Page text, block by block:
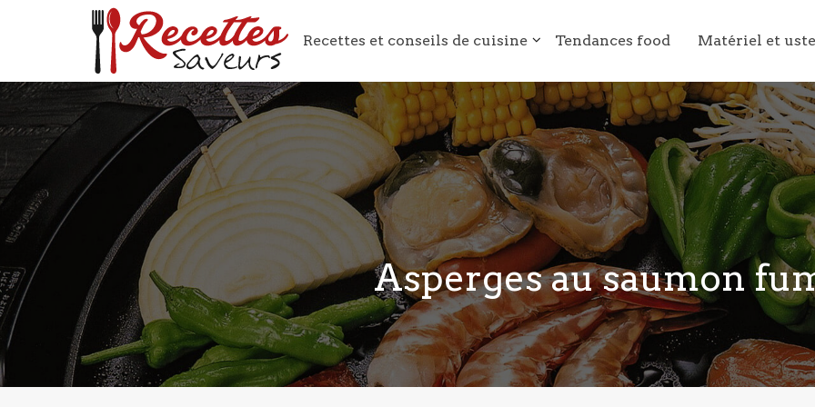
Recettes et conseils de cuisine Tendances food Matériel et
Asperges au saumon